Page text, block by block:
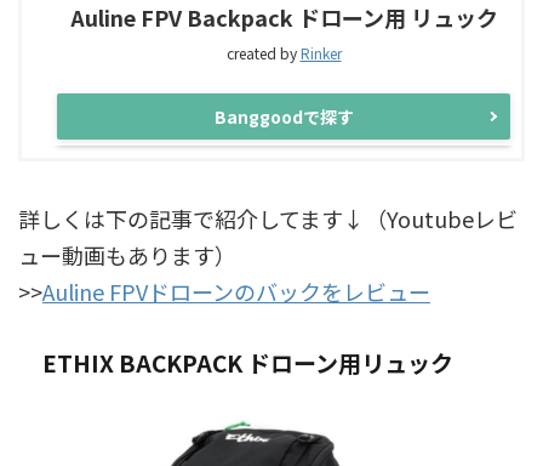
Auline FPV Backpack ドローン用 リュック
created byRinker
Banggoodで探す
詳しくは下の記事で紹介してます↓（Youtubeレビ
ュー動画もあります）
>>Auline FPVドローンのバックをレビュー
ETHIX BACKPACK ドローン用リュック